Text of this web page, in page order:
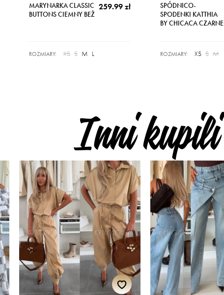
MARYNARKA CLASSIC
BUTTONS CIEMNY BEŻ
259.99 zł
ROZMIARY: XS S M L
SPÓDNICO-
SPODENKI KATTHIA
BY CHICACA CZARNE
ROZMIARY: XS S M
Inni kupili